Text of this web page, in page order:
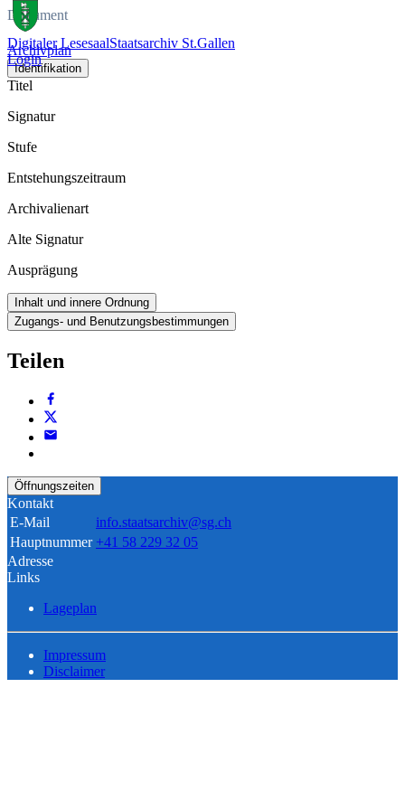
Digitaler LesesaalStaatsarchiv St.Gallen
Login
Dokument
Archivplan
Identifikation
Titel
Signatur
Stufe
Entstehungszeitraum
Archivalienart
Alte Signatur
Ausprägung
Inhalt und innere Ordnung
Zugangs- und Benutzungsbestimmungen
Teilen
Öffnungszeiten
Kontakt
E-Mail
info.staatsarchiv@sg.ch
Hauptnummer +41 58 229 32 05
Adresse
Links
Lageplan
Impressum
Disclaimer